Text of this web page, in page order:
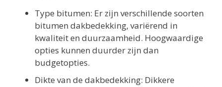
Type bitumen: Er zijn verschillende soorten
bitumen dakbedekking, variërend in
kwaliteit en duurzaamheid. Hoogwaardige
opties kunnen duurder zijn dan
budgetopties.
Dikte van de dakbedekking: Dikkere